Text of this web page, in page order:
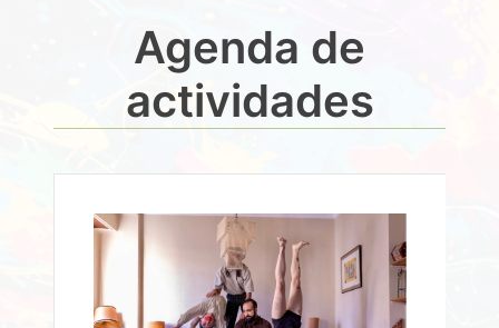
Agenda de
actividades